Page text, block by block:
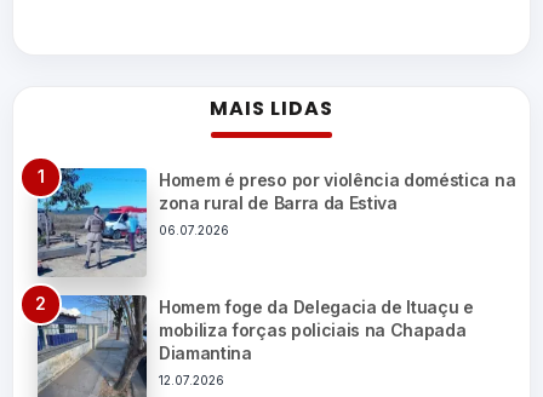
MAIS LIDAS
Homem é preso por violência doméstica na
zona rural de Barra da Estiva
06.07.2026
Homem foge da Delegacia de Ituaçu e
mobiliza forças policiais na Chapada
Diamantina
12.07.2026